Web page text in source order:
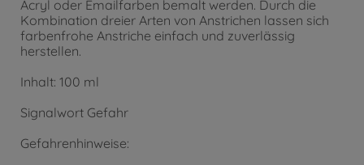
Acryl oder Emailfarben bemalt werden. Durch die
Kombination dreier Arten von Anstrichen lassen sich
farbenfrohe Anstriche einfach und zuverlässig
herstellen.
Inhalt: 100 ml
Signalwort Gefahr
Gefahrenhinweise: